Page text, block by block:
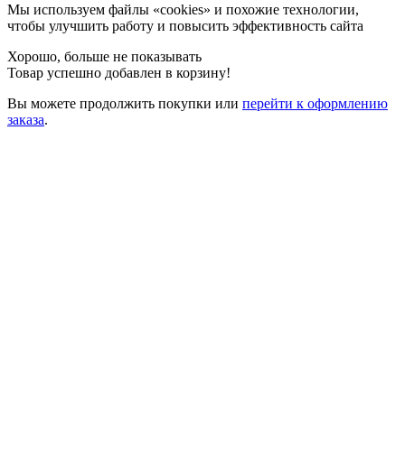
Мы используем файлы «cookies» и похожие технологии,
чтобы улучшить работу и повысить эффективность сайта
Хорошо, больше не показывать
Товар успешно добавлен в корзину!
Вы можете продолжить покупки или перейти к оформлению
заказа.